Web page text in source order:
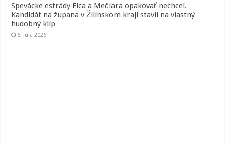
Spevácke estrády Fica a Mečiara opakovať nechcel.
Kandidát na župana v Žilinskom kraji stavil na vlastný
hudobný klip
6. júla 2026